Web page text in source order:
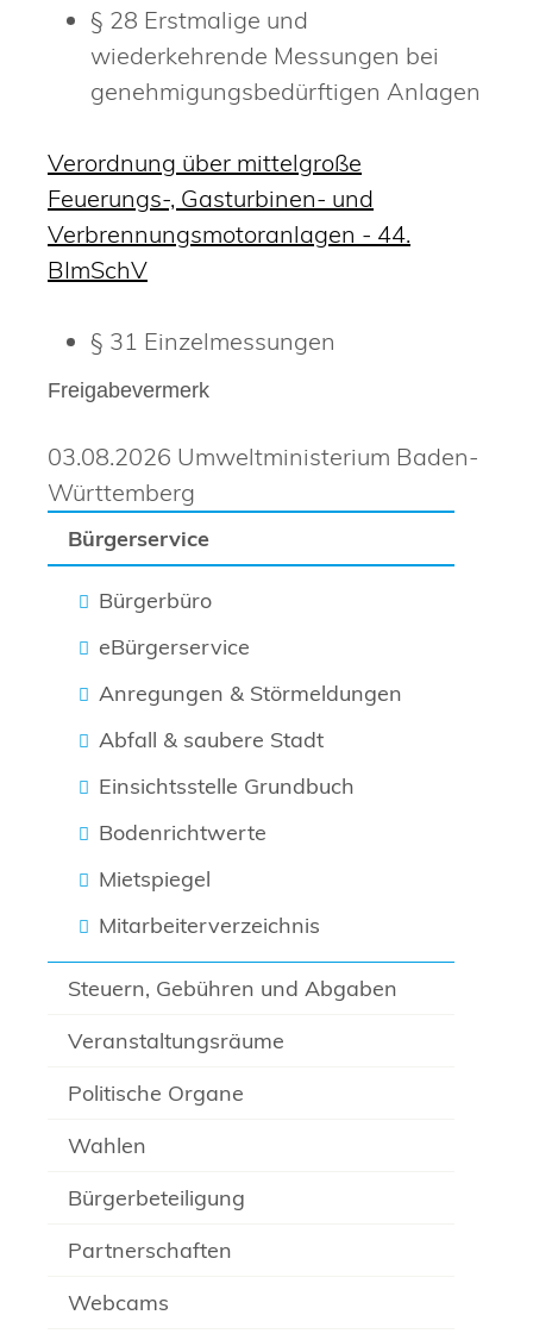
Bürgerservice
Bürgerbüro
eBürgerservice
Anregungen & Störmeldungen
Abfall & saubere Stadt
Einsichtsstelle Grundbuch
Bodenrichtwerte
Mietspiegel
Mitarbeiterverzeichnis
Steuern, Gebühren und Abgaben
Veranstaltungsräume
Politische Organe
Wahlen
Bürgerbeteiligung
Partnerschaften
Webcams
§ 28 Erstmalige und
wiederkehrende Messungen bei
genehmigungsbedürftigen Anlagen
Verordnung über mittelgroße
Feuerungs-, Gasturbinen- und
Verbrennungsmotoranlagen - 44.
BImSchV
§ 31 Einzelmessungen
Freigabevermerk
03.08.2026 Umweltministerium Baden-
Württemberg